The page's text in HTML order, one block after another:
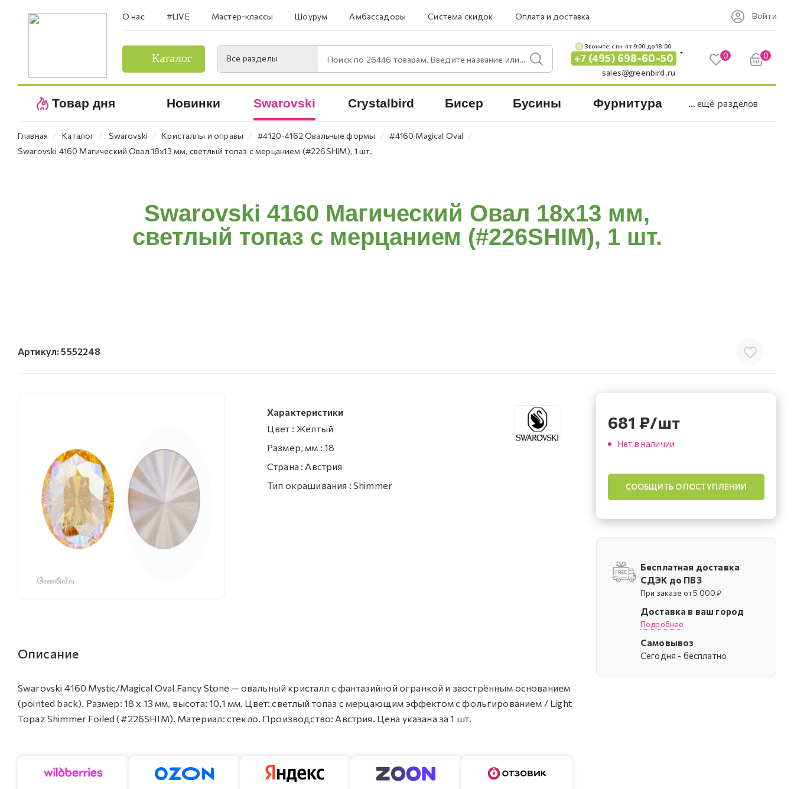
О нас #LIVE Мастер-классы Шоурум Амбассадоры Система скидок Оплата и доставка Войти
Каталог Все разделы Поиск по 26446 товарам. Введите название или артикул.
Звоните: c пн-пт 9:00 до 18:00
+7 (495) 698-60-50
sales@greenbird.ru
0 0
Товар дня Новинки Swarovski Crystalbird Бисер Бусины Фурнитура ... ещё разделов
Главная ⁄ Каталог ⁄ Swarovski ⁄ Кристаллы и оправы ⁄ #4120-4162 Овальные формы ⁄ #4160 Magical Oval ⁄
Swarovski 4160 Магический Овал 18х13 мм, светлый топаз с мерцанием (#226SHIM), 1 шт.
Swarovski 4160 Магический Овал 18х13 мм,
светлый топаз с мерцанием (#226SHIM), 1 шт.
Артикул: 5552248
Характеристики
Цвет : Желтый
Размер, мм : 18
Страна : Австрия
Тип окрашивания : Shimmer
Описание
Swarovski 4160 Mystic/Magical Oval Fancy Stone — овальный кристалл с фантазийной огранкой и заострённым основанием
(pointed back). Размер: 18 х 13 мм, высота: 10,1 мм. Цвет: светлый топаз с мерцающим эффектом с фольгированием / Light
Topaz Shimmer Foiled (#226SHIM). Материал: стекло. Производство: Австрия. Цена указана за 1 шт.
681 ₽/шт
Нет в наличии
СООБЩИТЬ О ПОСТУПЛЕНИИ
Бесплатная доставка
СДЭК до ПВЗ
При заказе от 5 000 ₽
Доставка в ваш город
Подробнее
Самовывоз
Cегодня - бесплатно